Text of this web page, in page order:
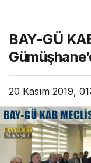
BAY-GÜ
20 Kasım 2019,